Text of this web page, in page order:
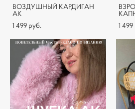
ВОЗДУШНЫЙ КАРДИГАН
АК
1 499 pуб.
1